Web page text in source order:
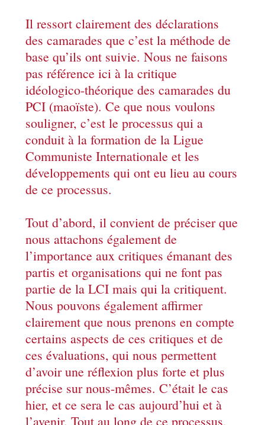
Il ressort clairement des déclarations
des camarades que c’est la méthode de
base qu’ils ont suivie. Nous ne faisons
pas référence ici à la critique
idéologico-théorique des camarades du
PCI (maoïste). Ce que nous voulons
souligner, c’est le processus qui a
conduit à la formation de la Ligue
Communiste Internationale et les
développements qui ont eu lieu au cours
de ce processus.
Tout d’abord, il convient de préciser que
nous attachons également de
l’importance aux critiques émanant des
partis et organisations qui ne font pas
partie de la LCI mais qui la critiquent.
Nous pouvons également affirmer
clairement que nous prenons en compte
certains aspects de ces critiques et de
ces évaluations, qui nous permettent
d’avoir une réflexion plus forte et plus
précise sur nous-mêmes. C’était le cas
hier, et ce sera le cas aujourd’hui et à
l’avenir. Tout au long de ce processus,